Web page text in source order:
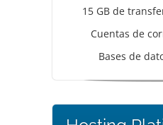
15 GB de
Cuentas de
Bases de